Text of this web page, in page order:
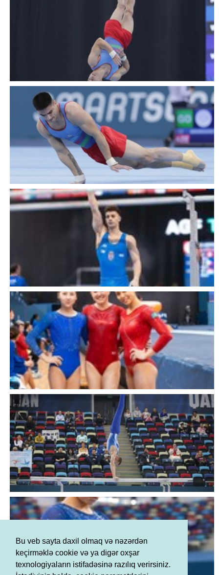
Bu veb sayta daxil olmaq və nəzərdən
keçirməklə cookie və ya digər oxşar
texnologiyaların istifadəsinə razılıq verirsiniz.